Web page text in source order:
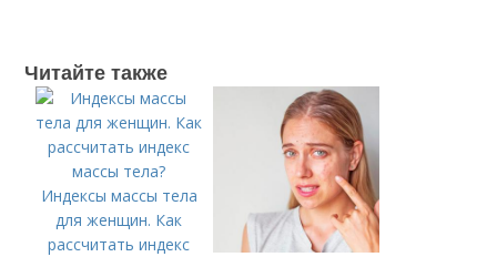
Читайте также
Индексы массы тела
для женщин. Как
рассчитать индекс